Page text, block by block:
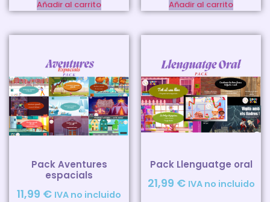
Añadir al carrito Añadir al carrito
Pack Aventures
espacials
11,99 € IVA no incluido
Pack Llenguatge oral
21,99 € IVA no incluido